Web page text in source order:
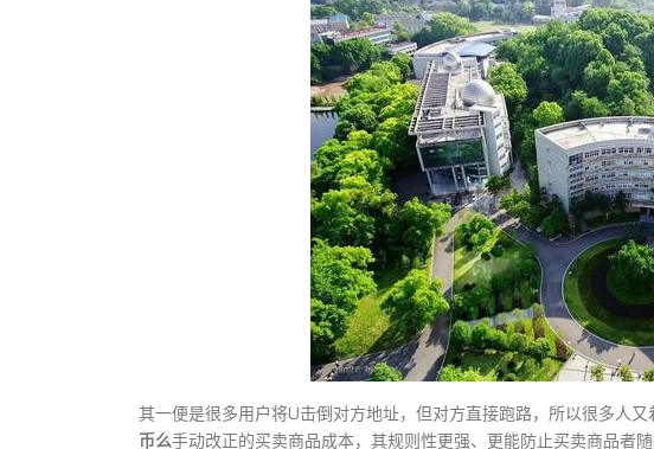
其一便是很多用户将U击倒对方地址，但对方直接跑路，所以很多人又
币么手动改正的买卖商品成本，其规则性更强、更能防止买卖商品者